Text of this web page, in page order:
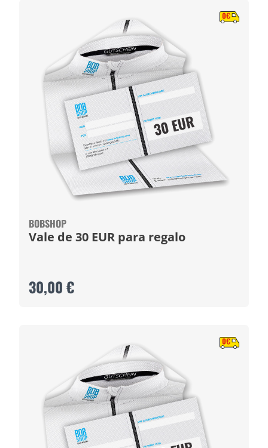
BOBSHOP
Vale de 30 EUR para regalo
30,00 €